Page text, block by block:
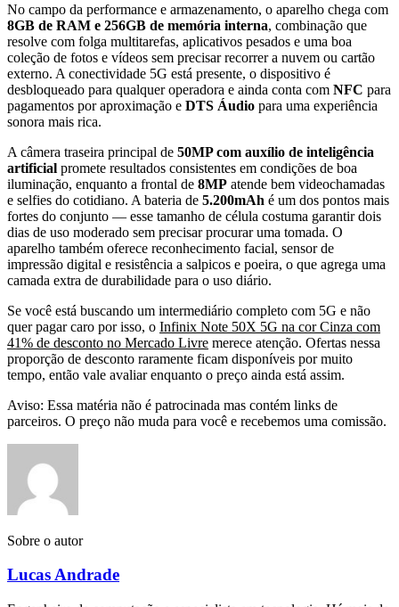
No campo da performance e armazenamento, o aparelho chega com
8GB de RAM e 256GB de memória interna, combinação que
resolve com folga multitarefas, aplicativos pesados e uma boa
coleção de fotos e vídeos sem precisar recorrer a nuvem ou cartão
externo. A conectividade 5G está presente, o dispositivo é
desbloqueado para qualquer operadora e ainda conta com NFC para
pagamentos por aproximação e DTS Áudio para uma experiência
sonora mais rica.
A câmera traseira principal de 50MP com auxílio de inteligência
artificial promete resultados consistentes em condições de boa
iluminação, enquanto a frontal de 8MP atende bem videochamadas
e selfies do cotidiano. A bateria de 5.200mAh é um dos pontos mais
fortes do conjunto — esse tamanho de célula costuma garantir dois
dias de uso moderado sem precisar procurar uma tomada. O
aparelho também oferece reconhecimento facial, sensor de
impressão digital e resistência a salpicos e poeira, o que agrega uma
camada extra de durabilidade para o uso diário.
Se você está buscando um intermediário completo com 5G e não
quer pagar caro por isso, o Infinix Note 50X 5G na cor Cinza com
41% de desconto no Mercado Livre merece atenção. Ofertas nessa
proporção de desconto raramente ficam disponíveis por muito
tempo, então vale avaliar enquanto o preço ainda está assim.
Aviso: Essa matéria não é patrocinada mas contém links de
parceiros. O preço não muda para você e recebemos uma comissão.
Sobre o autor
Lucas Andrade